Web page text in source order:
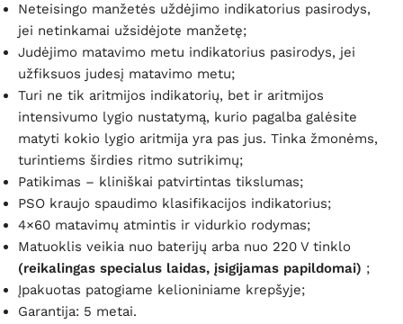
Neteisingo manžetės uždėjimo indikatorius pasirodys,
jei netinkamai užsidėjote manžetę;
Judėjimo matavimo metu indikatorius pasirodys, jei
užfiksuos judesį matavimo metu;
Turi ne tik aritmijos indikatorių, bet ir aritmijos
intensivumo lygio nustatymą, kurio pagalba galėsite
matyti kokio lygio aritmija yra pas jus. Tinka žmonėms,
turintiems širdies ritmo sutrikimų;
Patikimas – kliniškai patvirtintas tikslumas;
PSO kraujo spaudimo klasifikacijos indikatorius;
4×60 matavimų atmintis ir vidurkio rodymas;
Matuoklis veikia nuo baterijų arba nuo 220 V tinklo
(reikalingas specialus laidas, įsigijamas papildomai) ;
Įpakuotas patogiame kelioniniame krepšyje;
Garantija: 5 metai.